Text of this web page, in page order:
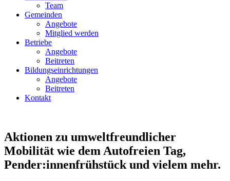
Team
Gemeinden
Angebote
Mitglied werden
Betriebe
Angebote
Beitreten
Bildungseinrichtungen
Angebote
Beitreten
Kontakt
Aktionen zu umweltfreundlicher
Mobilität wie dem Autofreien Tag,
Pender:innenfrühstück und vielem mehr.